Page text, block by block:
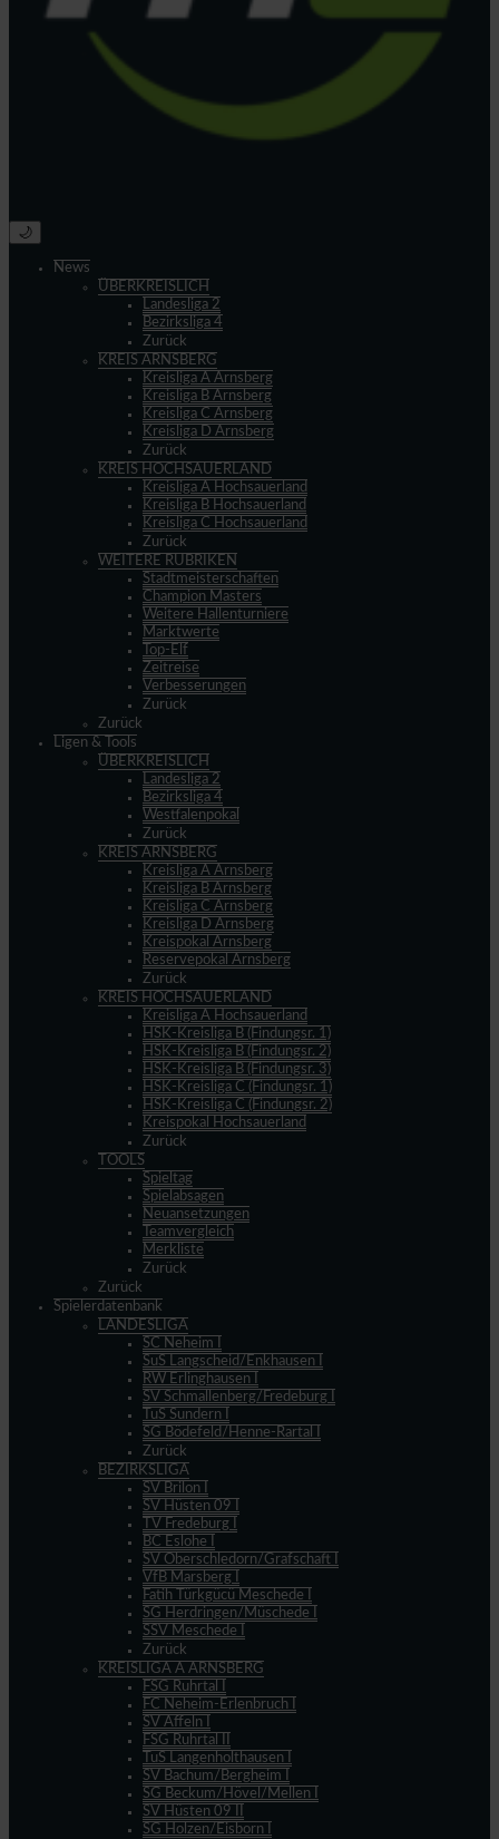
🌙
News
ÜBERKREISLICH
Landesliga 2
Bezirksliga 4
Zurück
KREIS ARNSBERG
Kreisliga A Arnsberg
Kreisliga B Arnsberg
Kreisliga C Arnsberg
Kreisliga D Arnsberg
Zurück
KREIS HOCHSAUERLAND
Kreisliga A Hochsauerland
Kreisliga B Hochsauerland
Kreisliga C Hochsauerland
Zurück
WEITERE RUBRIKEN
Stadtmeisterschaften
Champion Masters
Weitere Hallenturniere
Marktwerte
Top-Elf
Zeitreise
Verbesserungen
Zurück
Zurück
Ligen & Tools
ÜBERKREISLICH
Landesliga 2
Bezirksliga 4
Westfalenpokal
Zurück
KREIS ARNSBERG
Kreisliga A Arnsberg
Kreisliga B Arnsberg
Kreisliga C Arnsberg
Kreisliga D Arnsberg
Kreispokal Arnsberg
Reservepokal Arnsberg
Zurück
KREIS HOCHSAUERLAND
Kreisliga A Hochsauerland
HSK-Kreisliga B (Findungsr. 1)
HSK-Kreisliga B (Findungsr. 2)
HSK-Kreisliga B (Findungsr. 3)
HSK-Kreisliga C (Findungsr. 1)
HSK-Kreisliga C (Findungsr. 2)
Kreispokal Hochsauerland
Zurück
TOOLS
Spieltag
Spielabsagen
Neuansetzungen
Teamvergleich
Merkliste
Zurück
Zurück
Spielerdatenbank
LANDESLIGA
SC Neheim I
SuS Langscheid/Enkhausen I
RW Erlinghausen I
SV Schmallenberg/Fredeburg I
TuS Sundern I
SG Bödefeld/Henne-Rartal I
Zurück
BEZIRKSLIGA
SV Brilon I
SV Hüsten 09 I
TV Fredeburg I
BC Eslohe I
SV Oberschledorn/Grafschaft I
VfB Marsberg I
Fatih Türkgücü Meschede I
SG Herdringen/Müschede I
SSV Meschede I
Zurück
KREISLIGA A ARNSBERG
FSG Ruhrtal I
FC Neheim-Erlenbruch I
SV Affeln I
FSG Ruhrtal II
TuS Langenholthausen I
SV Bachum/Bergheim I
SG Beckum/Hövel/Mellen I
SV Hüsten 09 II
SG Holzen/Eisborn I